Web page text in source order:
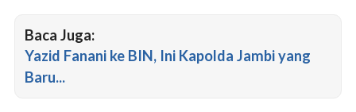
Baca Juga:
Yazid Fanani ke BIN, Ini Kapolda Jambi yang
Baru...